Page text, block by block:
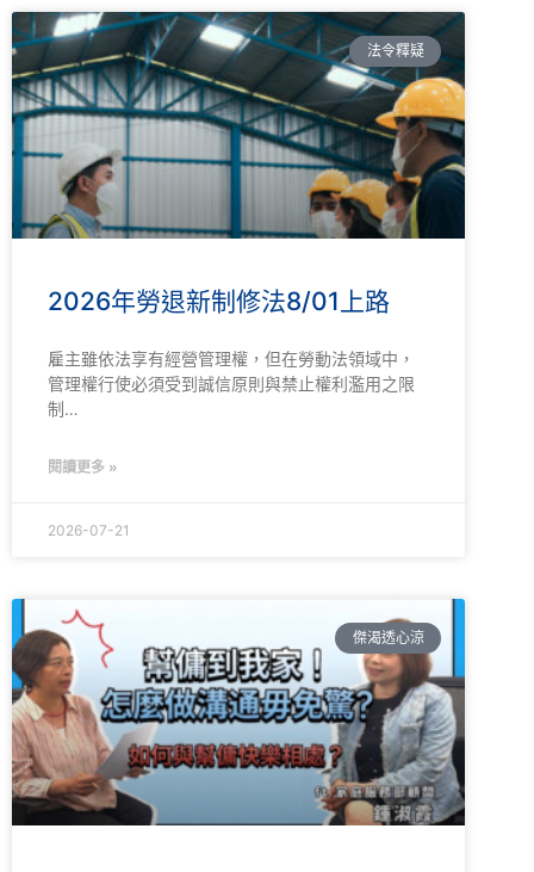
法令釋疑
2026年勞退新制修法8/01上路
雇主雖依法享有經營管理權，但在勞動法領域中，
管理權行使必須受到誠信原則與禁止權利濫用之限
制…
閱讀更多 »
2026-07-21
傑渴透心涼